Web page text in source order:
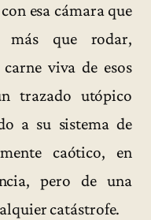
esa cámara que
que rodar,
viva de esos
trazado utópico
a su sistema de
caótico, en
pero de una
catástrofe.